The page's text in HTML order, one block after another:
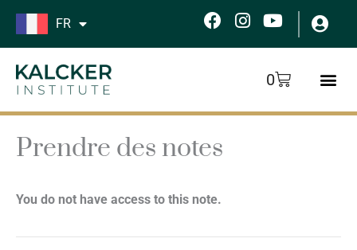
Aller
FR
F
c
o
k
I
s
g
Y
u
t
u
b
0
Panier
Prendre des notes
You do not have access to this note.